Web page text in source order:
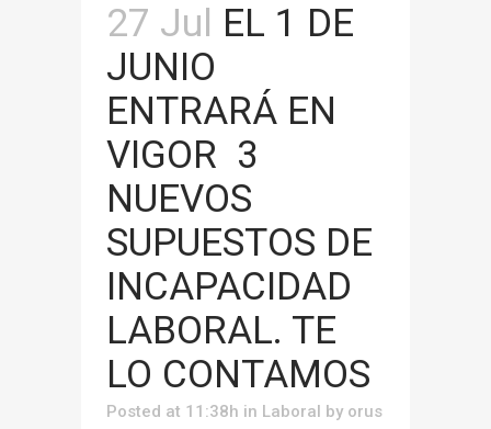
27 Jul EL 1 DE
JUNIO
ENTRARÁ EN
VIGOR 3
NUEVOS
SUPUESTOS DE
INCAPACIDAD
LABORAL. TE
LO CONTAMOS
Posted at 11:38h in Laboral by orus